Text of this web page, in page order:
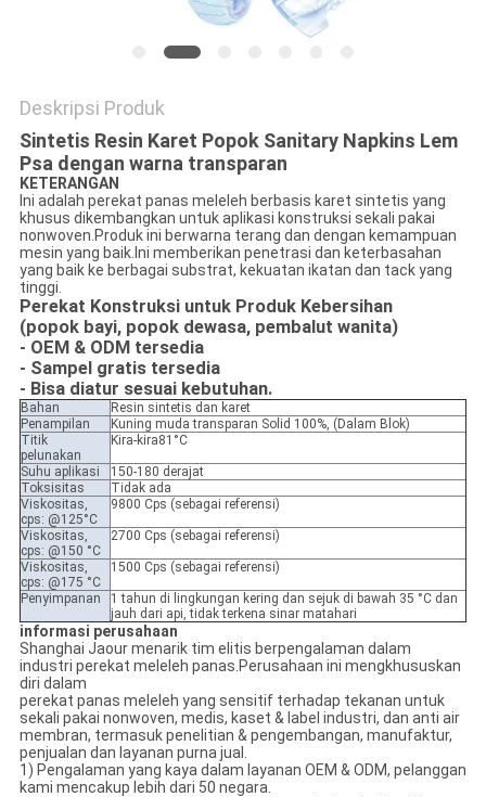
Deskripsi Produk
Sintetis Resin Karet Popok Sanitary Napkins Lem
Psa dengan warna transparan
KETERANGAN
Ini adalah perekat panas meleleh berbasis karet sintetis yang
khusus dikembangkan untuk aplikasi konstruksi sekali pakai
nonwoven.Produk ini berwarna terang dan dengan kemampuan
mesin yang baik.Ini memberikan penetrasi dan keterbasahan
yang baik ke berbagai substrat, kekuatan ikatan dan tack yang
tinggi.
Perekat Konstruksi untuk Produk Kebersihan
(popok bayi, popok dewasa, pembalut wanita)
- OEM & ODM tersedia
- Sampel gratis tersedia
- Bisa diatur sesuai kebutuhan.
Bahan
Resin sintetis dan karet
Penampilan
Kuning muda transparan Solid 100%, (Dalam Blok)
Titik
pelunakan
Kira-kira81°C
Suhu aplikasi
150-180 derajat
Toksisitas
Tidak ada
Viskositas,
cps: @125°C
9800 Cps (sebagai referensi)
Viskositas,
cps: @150 °C
2700 Cps (sebagai referensi)
Viskositas,
cps: @175 °C
1500 Cps (sebagai referensi)
Penyimpanan
1 tahun di lingkungan kering dan sejuk di bawah 35 °C dan
jauh dari api, tidak terkena sinar matahari
informasi perusahaan
Shanghai Jaour menarik tim elitis berpengalaman dalam
industri perekat meleleh panas.Perusahaan ini mengkhususkan
diri dalam
perekat panas meleleh yang sensitif terhadap tekanan untuk
sekali pakai nonwoven, medis, kaset & label industri, dan anti air
membran, termasuk penelitian & pengembangan, manufaktur,
penjualan dan layanan purna jual.
1) Pengalaman yang kaya dalam layanan OEM & ODM, pelanggan
kami mencakup lebih dari 50 negara.